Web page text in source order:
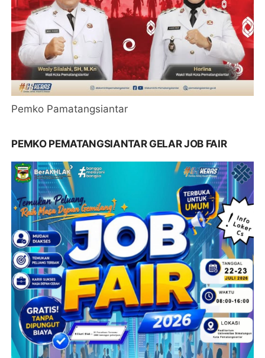
Pemko Pamatangsiantar
PEMKO PEMATANGSIANTAR GELAR JOB FAIR